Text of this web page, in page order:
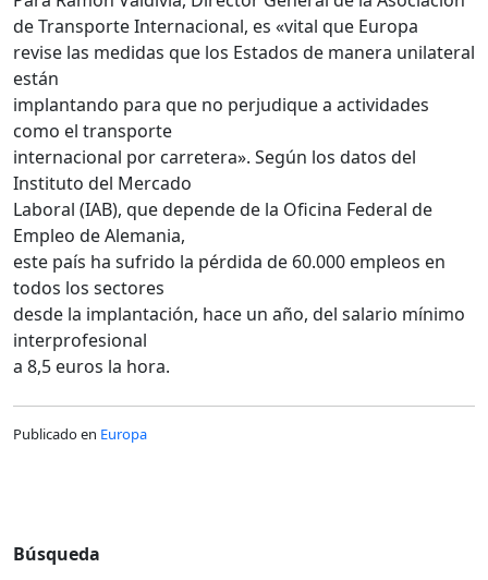
de Transporte Internacional, es «vital que Europa
revise las medidas que los Estados de manera unilateral
están
implantando para que no perjudique a actividades
como el transporte
internacional por carretera». Según los datos del
Instituto del Mercado
Laboral (IAB), que depende de la Oficina Federal de
Empleo de Alemania,
este país ha sufrido la pérdida de 60.000 empleos en
todos los sectores
desde la implantación, hace un año, del salario mínimo
interprofesional
a 8,5 euros la hora.
Publicado en Europa
Búsqueda